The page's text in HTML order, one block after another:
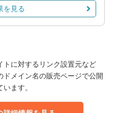
を見る
トに対するリンク設置元など
ドメイン名の販売ページで公開
います。